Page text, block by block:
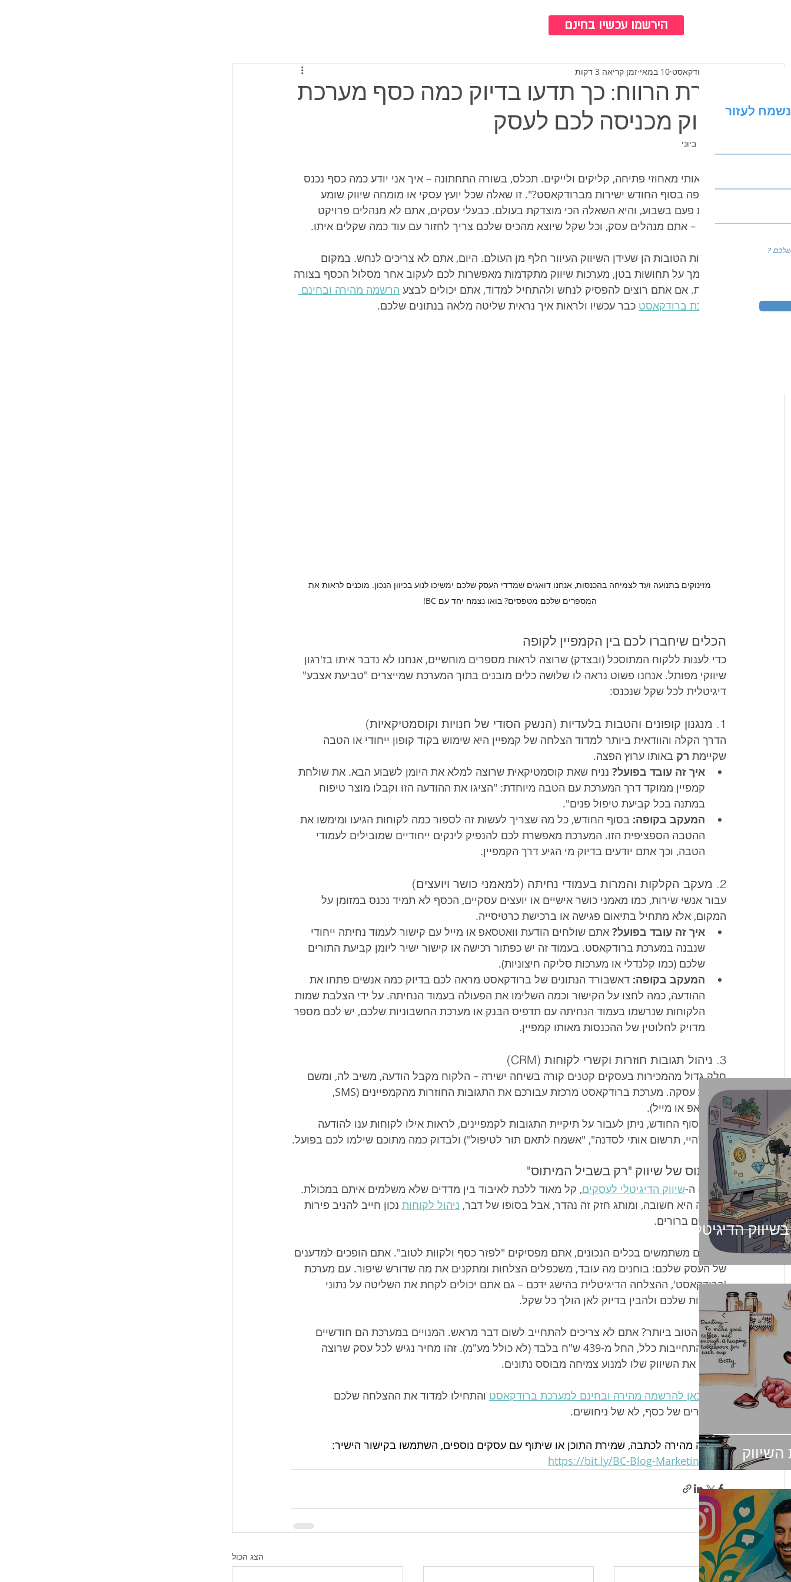
הירשמו עכשיו בחינם
שורת הרווח: כך תדעו בדיוק כמה כסף מערכת
שיווק מכניסה לכם לעסק
צוות ברודקאסט 10 במאי זמן קריאה 3 דקות
8 ביוני
"עזוב אותי מאחוזי פתיחה, קליקים ולייקים. תכלס, בשורה התחתונה – איך אני יודע כמה כסף נכנס
לי לקופה בסוף החודש ישירות מברודקאסט?". זו שאלה שכל יועץ עסקי או מומחה שיווק שומע
לפחות פעם בשבוע, והיא השאלה הכי מוצדקת בעולם. כבעלי עסקים, אתם לא מנהלים פרויקט
אמנות – אתם מנהלים עסק, וכל שקל שיוצא מהכיס שלכם צריך לחזור עם עוד כמה שקלים איתו.
החדשות הטובות הן שעידן השיווק העיוור חלף מן העולם. היום, אתם לא צריכים לנחש. במקום
להסתמך על תחושות בטן, מערכות שיווק מתקדמות מאפשרות לכם לעקוב אחר מסלול הכסף בצורה
מדויקת. אם אתם רוצים להפסיק לנחש ולהתחיל למדוד, אתם יכולים לבצע הרשמה מהירה ובחינם
למערכת ברודקאסט כבר עכשיו ולראות איך נראית שליטה מלאה בנתונים שלכם.
מזינוקים בתנועה ועד לצמיחה בהכנסות, אנחנו דואגים שמדדי העסק שלכם ימשיכו לנוע בכיוון הנכון. מוכנים לראות את
המספרים שלכם מטפסים? בואו נצמח יחד עם BC!
הכלים שיחברו לכם בין הקמפיין לקופה
כדי לענות ללקוח המתוסכל (ובצדק) שרוצה לראות מספרים מוחשיים, אנחנו לא נדבר איתו בז'רגון
שיווקי מפותל. אנחנו פשוט נראה לו שלושה כלים מובנים בתוך המערכת שמייצרים "טביעת אצבע"
דיגיטלית לכל שקל שנכנס:
1. מנגנון קופונים והטבות בלעדיות (הנשק הסודי של חנויות וקוסמטיקאיות)
הדרך הקלה והוודאית ביותר למדוד הצלחה של קמפיין היא שימוש בקוד קופון ייחודי או הטבה
שקיימת רק באותו ערוץ הפצה.
איך זה עובד בפועל? נניח שאת קוסמטיקאית שרוצה למלא את היומן לשבוע הבא. את שולחת
קמפיין ממוקד דרך המערכת עם הטבה מיוחדת: "הציגו את ההודעה הזו וקבלו מוצר טיפוח
במתנה בכל קביעת טיפול פנים".
המעקב בקופה: בסוף החודש, כל מה שצריך לעשות זה לספור כמה לקוחות הגיעו ומימשו את
ההטבה הספציפית הזו. המערכת מאפשרת לכם להנפיק לינקים ייחודיים שמובילים לעמודי
הטבה, וכך אתם יודעים בדיוק מי הגיע דרך הקמפיין.
2. מעקב הקלקות והמרות בעמודי נחיתה (למאמני כושר ויועצים)
עבור אנשי שירות, כמו מאמני כושר אישיים או יועצים עסקיים, הכסף לא תמיד נכנס במזומן על
המקום, אלא מתחיל בתיאום פגישה או ברכישת כרטיסייה.
איך זה עובד בפועל? אתם שולחים הודעת וואטסאפ או מייל עם קישור לעמוד נחיתה ייחודי
שנבנה במערכת ברודקאסט. בעמוד זה יש כפתור רכישה או קישור ישיר ליומן קביעת התורים
שלכם (כמו קלנדלי או מערכות סליקה חיצוניות).
המעקב בקופה: דאשבורד הנתונים של ברודקאסט מראה לכם בדיוק כמה אנשים פתחו את
ההודעה, כמה לחצו על הקישור וכמה השלימו את הפעולה בעמוד הנחיתה. על ידי הצלבת שמות
הלקוחות שנרשמו בעמוד הנחיתה עם תדפיס הבנק או מערכת החשבוניות שלכם, יש לכם מספר
מדויק לחלוטין של ההכנסות מאותו קמפיין.
3. ניהול תגובות חוזרות וקשרי לקוחות (CRM)
חלק גדול מהמכירות בעסקים קטנים קורה בשיחה ישירה – הלקוח מקבל הודעה, משיב לה, ומשם
נסגרת עסקה. מערכת ברודקאסט מרכזת עבורכם את התגובות החוזרות מהקמפיינים (SMS,
וואטסאפ או מייל).
בסוף החודש, ניתן לעבור על תיקיית התגובות לקמפיינים, לראות אילו לקוחות ענו להודעה
("היי, תרשום אותי לסדנה", "אשמח לתאם תור לטיפול") ולבדוק כמה מתוכם שילמו לכם בפועל.
המיתוס של שיווק "רק בשביל המיתוס"
בעולם ה-שיווק הדיגיטלי לעסקים, קל מאוד ללכת לאיבוד בין מדדים שלא משלמים איתם במכולת.
חשיפה היא חשובה, ומותג חזק זה נהדר, אבל בסופו של דבר, ניהול לקוחות נכון חייב להניב פירות
כלכליים ברורים.
כשאתם משתמשים בכלים הנכונים, אתם מפסיקים "לפזר כסף ולקוות לטוב". אתם הופכים למדענים
של העסק שלכם: בוחנים מה עובד, משכפלים הצלחות ומתקנים את מה שדורש שיפור. עם מערכת
'ברודקאסט', ההצלחה הדיגיטלית בהישג ידכם – גם אתם יכולים לקחת את השליטה על נתוני
המכירות שלכם ולהבין בדיוק לאן הולך כל שקל.
החלק הטוב ביותר? אתם לא צריכים להתחייב לשום דבר מראש. המנויים במערכת הם חודשיים
וללא התחייבות כלל, החל מ-439 ש"ח בלבד (לא כולל מע"מ). זהו מחיר נגיש לכל עסק שרוצה
להפוך את השיווק שלו למנוע צמיחה מבוסס נתונים.
לחצו כאן להרשמה מהירה ובחינם למערכת ברודקאסט והתחילו למדוד את ההצלחה שלכם
במספרים של כסף, לא של ניחושים.
לגישה מהירה לכתבה, שמירת התוכן או שיתוף עם עסקים נוספים, השתמשו בקישור הישיר:
https://bit.ly/BC-Blog-Marketing-ROI
פוסטים אחרונים הצג הכול
לעזור
הדיגיטלי
השיווק